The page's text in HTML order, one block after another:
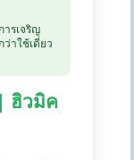
รเจริญ
าใช้เดี่ยว
ฮิวมิค